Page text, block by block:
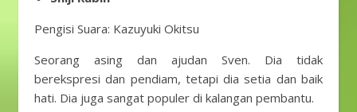
Pengisi Suara: Kazuyuki Okitsu
Seorang asing dan ajudan Sven. Dia tidak
berekspresi dan pendiam, tetapi dia setia dan baik
hati. Dia juga sangat populer di kalangan pembantu.